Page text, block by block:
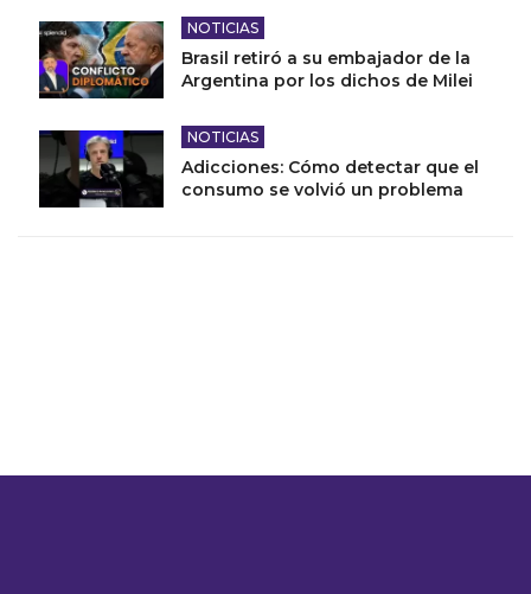
NOTICIAS
Brasil retiró a su embajador de la
Argentina por los dichos de Milei
NOTICIAS
Adicciones: Cómo detectar que el
consumo se volvió un problema